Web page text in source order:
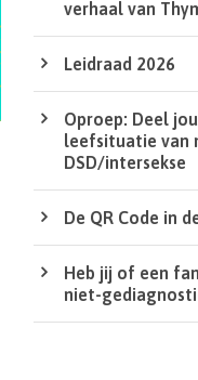
verhaal van
Leidraad 2026
Oproep: Deel
leefsituatie van
DSD/intersekse
De QR Code in
Heb jij of een
niet-